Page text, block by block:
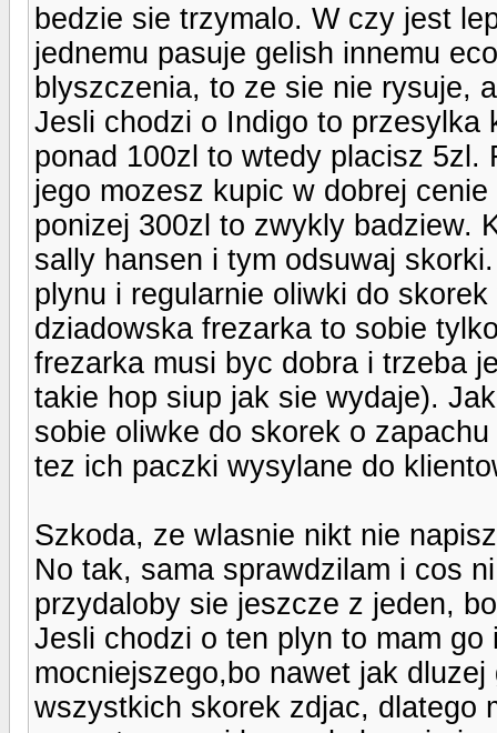
bedzie sie trzymalo. W czy jest
jednemu pasuje gelish innemu
blyszczenia, to ze sie nie rysuje,
Jesli chodzi o Indigo to przesylka
ponad 100zl to wtedy placisz
jego mozesz kupic w dobrej
ponizej 300zl to zwykly badziew.
sally hansen i tym odsuwaj
plynu i regularnie oliwki do
dziadowska frezarka to sobie
frezarka musi byc dobra i trzeba
takie hop siup jak sie wydaje).
sobie oliwke do skorek o
tez ich paczki wysylane do
Szkoda, ze wlasnie nikt nie
No tak, sama sprawdzilam i cos
przydaloby sie jeszcze z jeden,
Jesli chodzi o ten plyn to mam
mocniejszego,bo nawet jak
wszystkich skorek zdjac, dlatego